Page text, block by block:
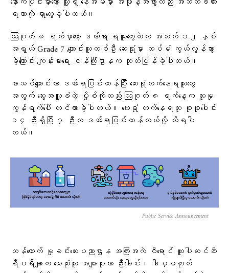
ရတာကို ရှာတွေ့ခဲ့ပါတယ်။
ဩဂုတ် ၈ ရက်မှာတော့ ဒဏ်ရာ ရသူတွေထဲက အသက် ၁၂ နှစ်
အရွယ် Grade 7 ကျောင်းသူတစ်ဦး ဆေးရုံမှာ ထပ်မံ ကွယ်လွန်သွား
ခဲ့ကြောင်း ကျန်းမာရေး ဝန်ကြီးဌာနက ထုတ်ပြန်ခဲ့ပါတယ်။
စာသင်ကျောင်းဟာ ဒဏ်ရာပြင်းထန်ပြီး ဆေးရုံတက်နေရသူတွေ
အတွက် သွေးအလှူခံတဲ့ ပို့စ်ကိုလည်း ဩဂုတ် ၈ ရက်နေ့က လူမှု
ကွန်ရက်ပေါ် တင်ထားခဲ့ပါတယ်။ ဆေးရုံ တက်နေရသူ စုစုပေါင်း
၁၄ ဦးရှိပြီး ၇ ဦးက ဒဏ်ရာပြင်းထန်တယ်လို့ သိရပါ
တယ်။
Public Service Announcement
ဘန်ကောက် မှုခင်းဆေးပညာဌာန အကြီးအကဲ ဝီရောင် ဆူပါဆင်ဆီ
ရီပရီချာက သေဆုံးသူ အများစုဟာ ဦးခေါင်း၊ ဒါမှမဟုတ်